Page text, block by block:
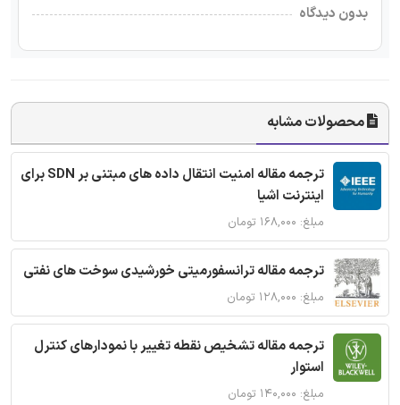
بدون دیدگاه
محصولات مشابه
ترجمه مقاله امنیت انتقال داده های مبتنی بر SDN برای
اینترنت اشیا
مبلغ: ۱۶۸,۰۰۰ تومان
ترجمه مقاله ترانسفورمیتی خورشیدی سوخت های نفتی
مبلغ: ۱۲۸,۰۰۰ تومان
ترجمه مقاله تشخیص نقطه تغییر با نمودارهای کنترل
استوار
مبلغ: ۱۴۰,۰۰۰ تومان